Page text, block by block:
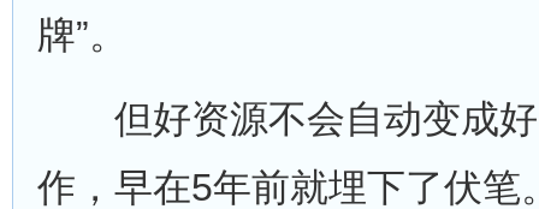
牌”。
但好资源不会自动变成好
作，早在5年前就埋下了伏笔